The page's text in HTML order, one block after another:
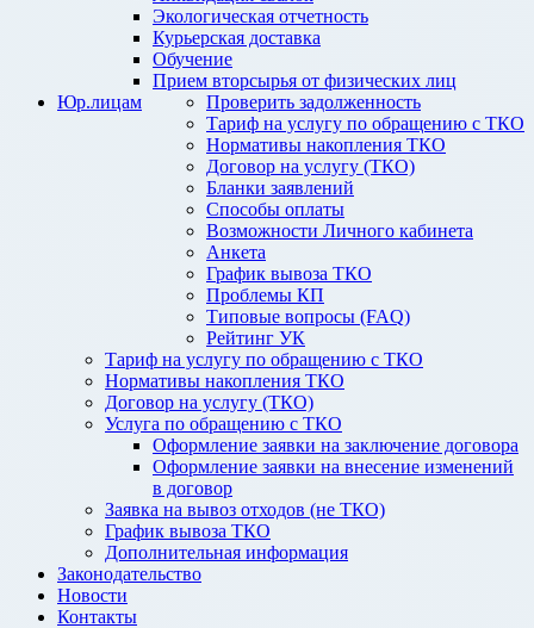
Экологическая отчетность
Курьерская доставка
Обучение
Прием вторсырья от физических лиц
Проверить задолженность
Тариф на услугу по обращению с ТКО
Нормативы накопления ТКО
Договор на услугу (ТКО)
Бланки заявлений
Способы оплаты
Возможности Личного кабинета
Анкета
График вывоза ТКО
Проблемы КП
Типовые вопросы (FAQ)
Рейтинг УК
Юр.лицам
Тариф на услугу по обращению с ТКО
Нормативы накопления ТКО
Договор на услугу (ТКО)
Услуга по обращению с ТКО
Оформление заявки на заключение договора
Оформление заявки на внесение изменений
в договор
Заявка на вывоз отходов (не ТКО)
График вывоза ТКО
Дополнительная информация
Законодательство
Новости
Контакты